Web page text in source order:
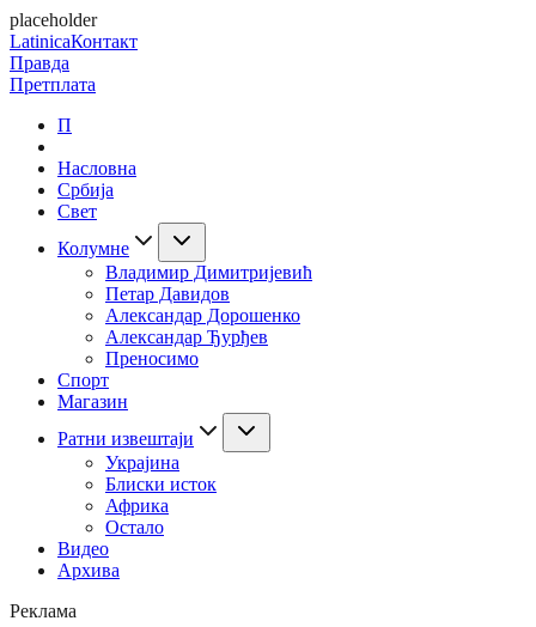
placeholder
LatinicaКонтакт
Правда
Претплата
П
Насловна
Србија
Свет
Колумне
Владимир Димитријевић
Петар Давидов
Александар Дорошенко
Александар Ђурђев
Преносимо
Спорт
Магазин
Ратни извештаји
Украјина
Блиски исток
Африка
Остало
Видео
Архива
Реклама